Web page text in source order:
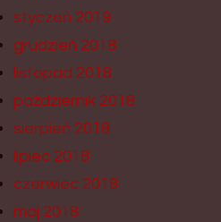
styczeń 2019
grudzień 2018
listopad 2018
październik 2018
sierpień 2018
lipiec 2018
czerwiec 2018
maj 2018